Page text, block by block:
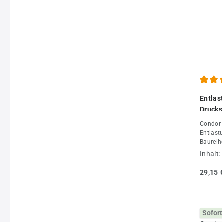
Condor
Inhalt:
29,15